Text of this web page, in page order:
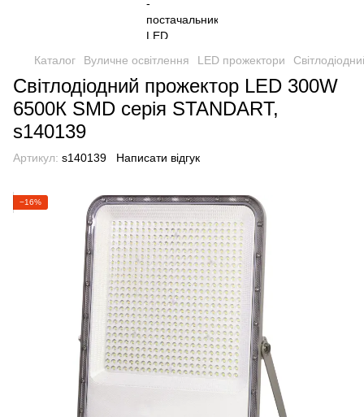
Каталог Вуличне освітлення LED прожектори
Світлодіодний прожектор LED 300W
6500К SMD серія STANDART,
s140139
Артикул: s140139 Написати відгук
−16%